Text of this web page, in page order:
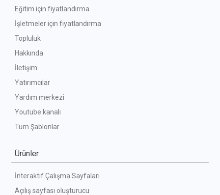
Eğitim için fiyatlandırma
İşletmeler için fiyatlandırma
Topluluk
Hakkında
İletişim
Yatırımcılar
Yardım merkezi
Youtube kanalı
Tüm Şablonlar
Ürünler
İnteraktif Çalışma Sayfaları
Açılış sayfası oluşturucu